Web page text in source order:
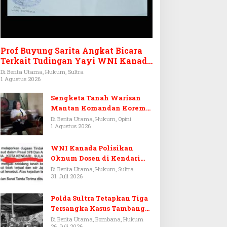
Prof Buyung Sarita Angkat Bicara
Terkait Tudingan Yayi WNI Kanada
Ditagih Utang Rp3,6 Miliar
Di Berita Utama, Hukum, Sultra
1 Agustus 2026
Sengketa Tanah Warisan
Mantan Komandan Korem
143/HO, Ketika Warisan
Menjadi Arena Pemerasan
Di Berita Utama, Hukum, Opini
1 Agustus 2026
WNI Kanada Polisikan
Oknum Dosen di Kendari
Terkait Aset Puluhan Miliar
Di Berita Utama, Hukum, Sultra
31 Juli 2026
Polda Sultra Tetapkan Tiga
Tersangka Kasus Tambang
Emas Ilegal di Bombana
Di Berita Utama, Bombana, Hukum